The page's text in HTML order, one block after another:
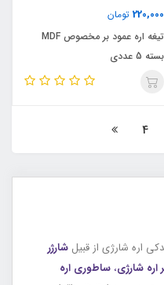
220,000 تومان
تیغه اره عمود بر مخصوص MDF
بسته 5 عددی
4
اره شارژی از قبیل شارژر
اره شارژی، ساطوری اره